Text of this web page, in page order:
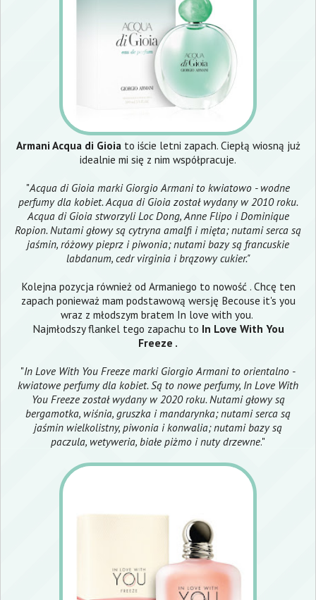
Armani Acqua di Gioiato iście letni zapach. Ciepłą wiosną już
idealnie mi się z nim współpracuje.
"Acqua di Gioia marki Giorgio Armani to kwiatowo - wodne
perfumy dla kobiet. Acqua di Gioia został wydany w 2010 roku.
Acqua di Gioia stworzyli Loc Dong, Anne Flipo i Dominique
Ropion. Nutami głowy są cytryna amalfi i mięta; nutami serca są
jaśmin, różowy pieprz i piwonia; nutami bazy są francuskie
labdanum, cedr virginia i brązowy cukier."
Kolejna pozycja również od Armaniego to nowość . Chcę ten
zapach ponieważ mam podstawową wersję Becouse it's you
wraz z młodszym bratem In love with you.
Najmłodszy flankel tego zapachu to In Love With You
Freeze .
"In Love With You Freeze marki Giorgio Armani to orientalno -
kwiatowe perfumy dla kobiet. Są to nowe perfumy, In Love With
You Freeze został wydany w 2020 roku. Nutami głowy są
bergamotka, wiśnia, gruszka i mandarynka; nutami serca są
jaśmin wielkolistny, piwonia i konwalia; nutami bazy są
paczula, wetyweria, białe piżmo i nuty drzewne."